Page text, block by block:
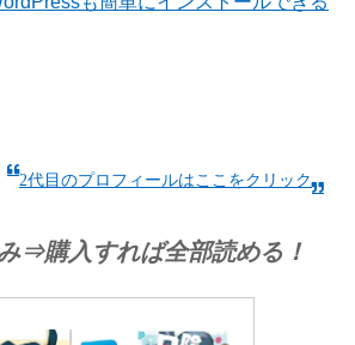
2代目のプロフィールはここをクリック
⇒購入すれば全部読める！